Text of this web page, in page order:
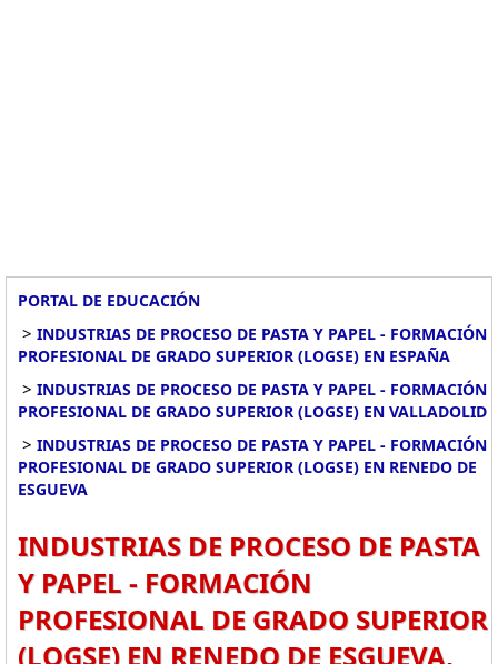
PORTAL DE EDUCACIÓN
> INDUSTRIAS DE PROCESO DE PASTA Y PAPEL - FORMACIÓN
PROFESIONAL DE GRADO SUPERIOR (LOGSE) EN ESPAÑA
> INDUSTRIAS DE PROCESO DE PASTA Y PAPEL - FORMACIÓN
PROFESIONAL DE GRADO SUPERIOR (LOGSE) EN VALLADOLID
> INDUSTRIAS DE PROCESO DE PASTA Y PAPEL - FORMACIÓN
PROFESIONAL DE GRADO SUPERIOR (LOGSE) EN RENEDO DE
ESGUEVA
INDUSTRIAS DE PROCESO DE PASTA
Y PAPEL - FORMACIÓN
PROFESIONAL DE GRADO SUPERIOR
(LOGSE) EN RENEDO DE ESGUEVA,